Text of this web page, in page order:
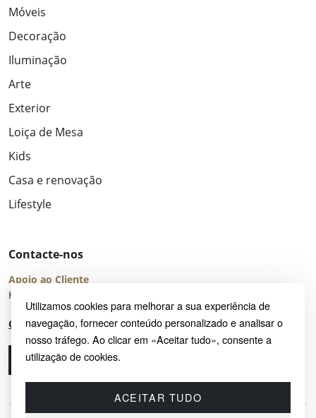
Utilizamos cookies para melhorar a sua experiência de
navegação, fornecer conteúdo personalizado e analisar o
nosso tráfego. Ao clicar em «Aceitar tudo», consente a
utilização de cookies.
ACEITAR TUDO
Móveis
Decoração
Iluminação
Arte
Exterior
Loiça de Mesa
Kids
Casa e renovação
Lifestyle
Contacte-nos
Apoio ao Cliente
Horário de Atendimento: seg – sex 8:00 – 16:00 (UTC+2)
Centro de Ajuda
Ligue-nos